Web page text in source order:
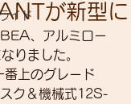
イド が新型に
、アルミロー
りました。
上のグレード
ク＆機械式12S-